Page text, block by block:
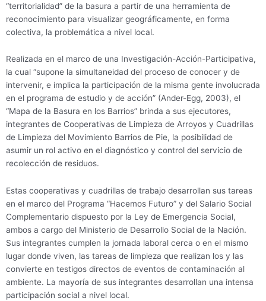
“territorialidad” de la basura a partir de una herramienta de
reconocimiento para visualizar geográficamente, en forma
colectiva, la problemática a nivel local.
Realizada en el marco de una Investigación-Acción-Participativa,
la cual “supone la simultaneidad del proceso de conocer y de
intervenir, e implica la participación de la misma gente involucrada
en el programa de estudio y de acción” (Ander-Egg, 2003), el
“Mapa de la Basura en los Barrios” brinda a sus ejecutores,
integrantes de Cooperativas de Limpieza de Arroyos y Cuadrillas
de Limpieza del Movimiento Barrios de Pie, la posibilidad de
asumir un rol activo en el diagnóstico y control del servicio de
recolección de residuos.
Estas cooperativas y cuadrillas de trabajo desarrollan sus tareas
en el marco del Programa “Hacemos Futuro” y del Salario Social
Complementario dispuesto por la Ley de Emergencia Social,
ambos a cargo del Ministerio de Desarrollo Social de la Nación.
Sus integrantes cumplen la jornada laboral cerca o en el mismo
lugar donde viven, las tareas de limpieza que realizan los y las
convierte en testigos directos de eventos de contaminación al
ambiente. La mayoría de sus integrantes desarrollan una intensa
participación social a nivel local.